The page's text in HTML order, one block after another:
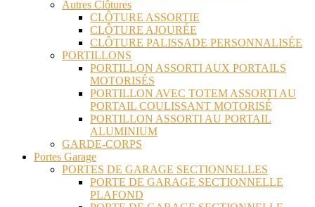
Autres Clôtures
CLÔTURE ASSORTIE
CLÔTURE AJOURÉE
CLÔTURE PALISSADE PERSONNALISÉE
PORTILLONS
PORTILLON ASSORTI AUX PORTAILS
MOTORISÉS
PORTILLON AVEC TOTEM ASSORTI AU
PORTAIL COULISSANT MOTORISÉ
PORTILLON ASSORTI AU PORTAIL
ALUMINIUM
GARDE-CORPS
Portes Garage
PORTES DE GARAGE SECTIONNELLES
PORTE DE GARAGE SECTIONNELLE
PLAFOND